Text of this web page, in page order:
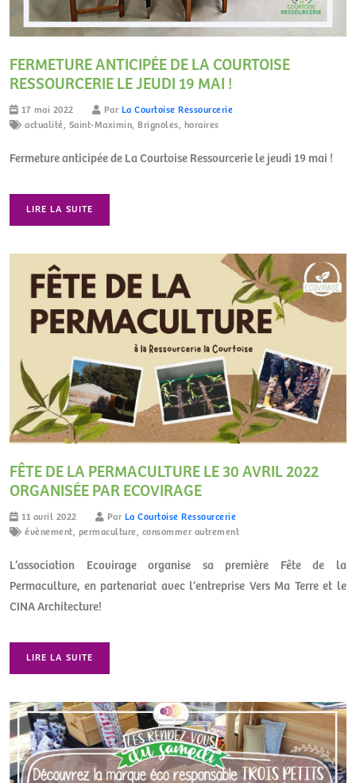
FERMETURE ANTICIPÉE DE LA COURTOISE
RESSOURCERIE LE JEUDI 19 MAI !
17 mai 2022 Par La Courtoise Ressourcerie
actualité, Saint-Maximin, Brignoles, horaires
Fermeture anticipée de La Courtoise Ressourcerie le jeudi 19 mai !
LIRE LA SUITE
FÊTE DE LA PERMACULTURE LE 30 AVRIL 2022
ORGANISÉE PAR ECOVIRAGE
11 avril 2022 Par La Courtoise Ressourcerie
évènement, permaculture, consommer autrement
L’association Ecovirage organise sa première Fête de la
Permaculture, en partenariat avec l’entreprise Vers Ma Terre et le
CINA Architecture!
LIRE LA SUITE